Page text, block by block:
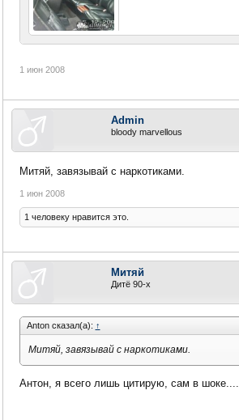
1 июн 2008
Admin
bloody marvellous
Митяй, завязывай с наркотиками.
1 июн 2008
1 человеку нравится это.
Митяй
Дитё 90-х
Anton сказал(а): ↑
Митяй, завязывай с наркотиками.
Антон, я всего лишь цитирую, сам в шоке....